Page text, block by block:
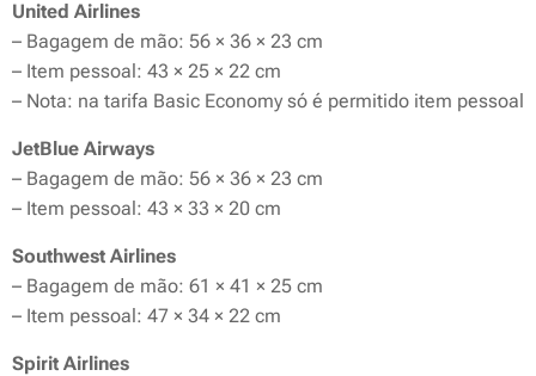
United Airlines
– Bagagem de mão: 56 × 36 × 23 cm
– Item pessoal: 43 × 25 × 22 cm
– Nota: na tarifa Basic Economy só é permitido item pessoal
JetBlue Airways
– Bagagem de mão: 56 × 36 × 23 cm
– Item pessoal: 43 × 33 × 20 cm
Southwest Airlines
– Bagagem de mão: 61 × 41 × 25 cm
– Item pessoal: 47 × 34 × 22 cm
Spirit Airlines